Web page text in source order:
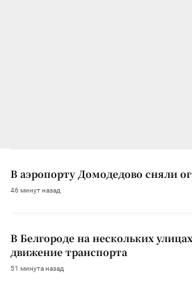
В аэропорту Домодедово сняли
46 минут назад
В Белгороде на нескольких
движение транспорта
51 минута назад